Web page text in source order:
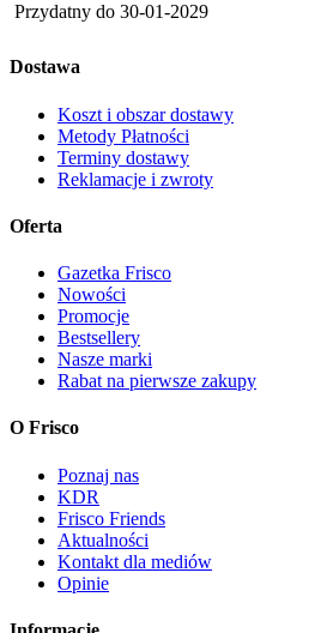
Przydatny do 30-01-2029
Dostawa
Koszt i obszar dostawy
Metody Płatności
Terminy dostawy
Reklamacje i zwroty
Oferta
Gazetka Frisco
Nowości
Promocje
Bestsellery
Nasze marki
Rabat na pierwsze zakupy
O Frisco
Poznaj nas
KDR
Frisco Friends
Aktualności
Kontakt dla mediów
Opinie